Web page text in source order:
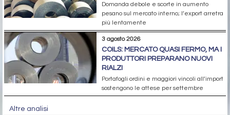
Domanda debole e scorte in aumento
pesano sul mercato interno; l’export arretra
più lentamente
3 agosto 2026
COILS: MERCATO QUASI FERMO, MA I
PRODUTTORI PREPARANO NUOVI
RIALZI
Portafogli ordini e maggiori vincoli all’import
sostengono le attese per settembre
Altre analisi